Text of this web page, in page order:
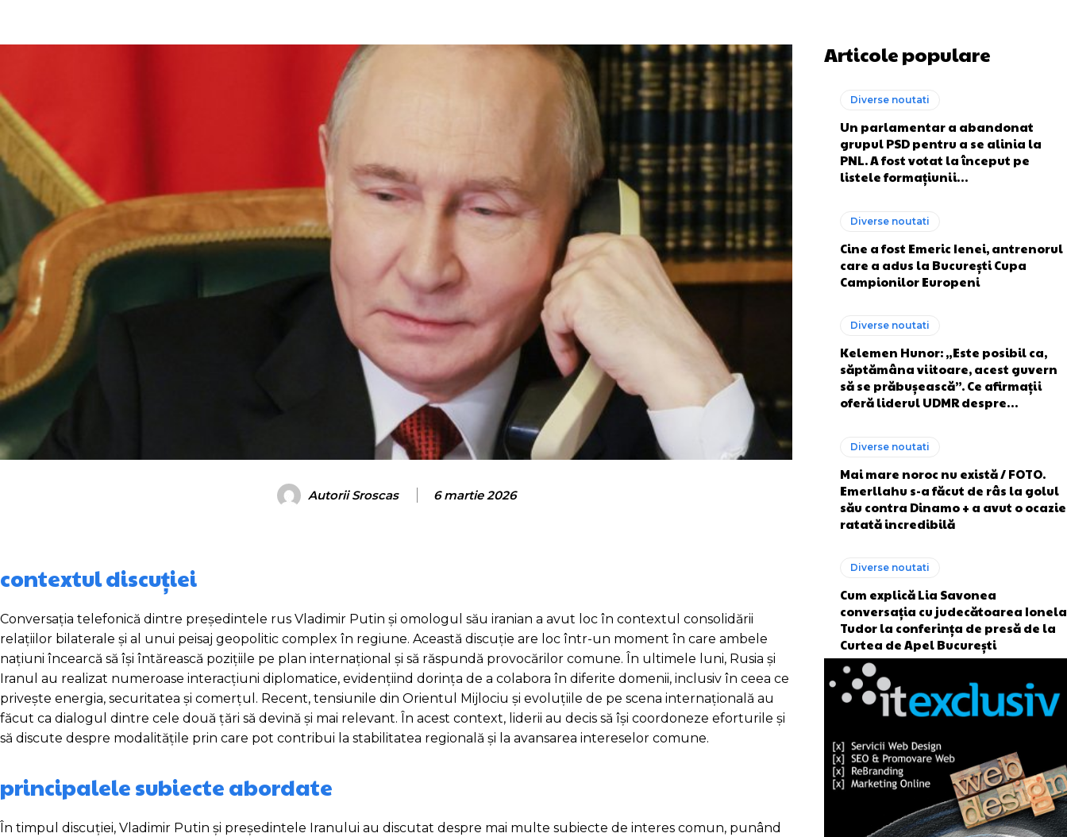
Autorii Sroscas 6 martie 2026
contextul discuției
Conversația telefonică dintre președintele rus Vladimir Putin și omologul său iranian a avut loc în contextul consolidării
relațiilor bilaterale și al unui peisaj geopolitic complex în regiune. Această discuție are loc într-un moment în care ambele
națiuni încearcă să își întărească pozițiile pe plan internațional și să răspundă provocărilor comune. În ultimele luni, Rusia și
Iranul au realizat numeroase interacțiuni diplomatice, evidențiind dorința de a colabora în diferite domenii, inclusiv în ceea ce
privește energia, securitatea și comerțul. Recent, tensiunile din Orientul Mijlociu și evoluțiile de pe scena internațională au
făcut ca dialogul dintre cele două țări să devină și mai relevant. În acest context, liderii au decis să își coordoneze eforturile și
să discute despre modalitățile prin care pot contribui la stabilitatea regională și la avansarea intereselor comune.
principalele subiecte abordate
În timpul discuției, Vladimir Putin și președintele Iranului au discutat despre mai multe subiecte de interes comun, punând
Articole populare
Diverse noutati
Un parlamentar a abandonat
grupul PSD pentru a se alinia la
PNL. A fost votat la început pe
listele formațiunii…
Diverse noutati
Cine a fost Emeric Ienei, antrenorul
care a adus la București Cupa
Campionilor Europeni
Diverse noutati
Kelemen Hunor: „Este posibil ca,
săptămâna viitoare, acest guvern
să se prăbușească”. Ce afirmații
oferă liderul UDMR despre…
Diverse noutati
Mai mare noroc nu există / FOTO.
Emerllahu s-a făcut de râs la golul
său contra Dinamo + a avut o ocazie
ratată incredibilă
Diverse noutati
Cum explică Lia Savonea
conversația cu judecătoarea Ionela
Tudor la conferința de presă de la
Curtea de Apel București